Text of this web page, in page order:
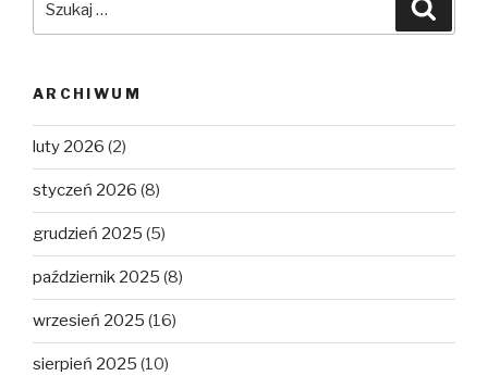
ARCHIWUM
luty 2026 (2)
styczeń 2026 (8)
grudzień 2025 (5)
październik 2025 (8)
wrzesień 2025 (16)
sierpień 2025 (10)